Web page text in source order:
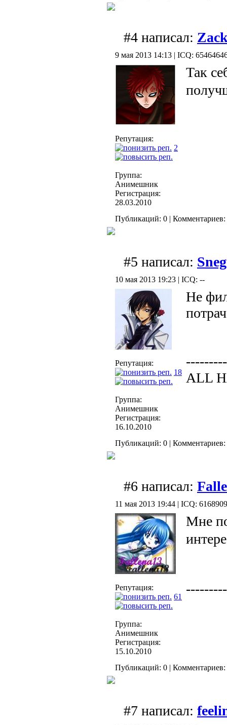
#4 написал:
9 мая 2013 14:13 | ICQ:
Репутация:
2
Группа:
Анимешник
Регистрация:
28.03.2010
Так
Публикаций: 0 | Комментариев:
#5 написал:
10 мая 2013 19:23 | ICQ: --
Репутация:
18
Группа:
Анимешник
Регистрация:
16.10.2010
Не
ALL
Публикаций: 0 | Комментариев:
#6 написал:
11 мая 2013 19:44 | ICQ:
Репутация:
61
Группа:
Анимешник
Регистрация:
15.10.2010
Мне
Публикаций: 0 | Комментариев:
#7 написал: